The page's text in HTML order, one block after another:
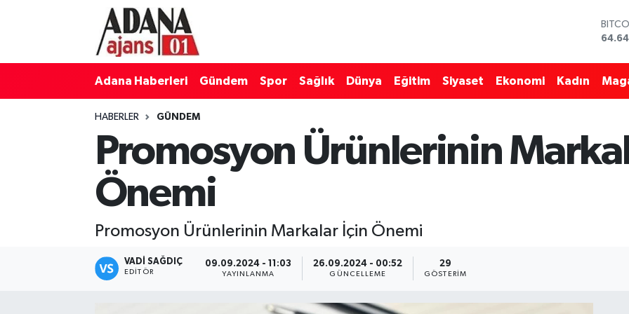
13.799
Adana Haberleri Gündem Spor Sağlık Dünya Eğitim Siyaset Ekonomi Kadın
HABERLER GÜNDEM
Promosyon Ürünlerinin
Önemi
Promosyon Ürünlerinin Markalar İçin Önemi
VADI SAĞDIÇ
EDITÖR
09.09.2024 - 11:03
YAYINLANMA
26.09.2024 - 00:52
GÜNCELLEME
29
GÖSTERIM
Adana Haberleri
Adana Nöbetçi Eczaneler
Adana Hava Durumu
Adana Trafik Yoğunluk Haritası
Süper Lig Puan Durumu ve Fikstür
Tüm Manşetler
Son Dakika Haberleri